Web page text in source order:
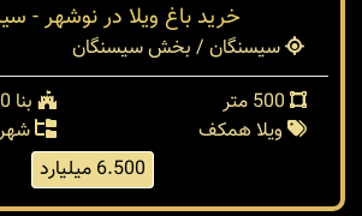
خرید باغ ویلا در نوشهر -
سیسنگان / بخش سیسنگان
بنا 120 متر
ویلا همکف
6.500 میلیارد